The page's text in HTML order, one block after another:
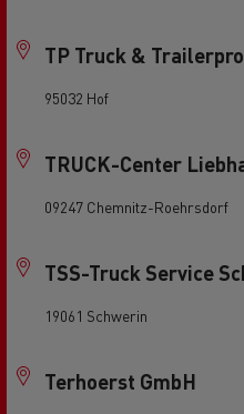
TP Truck &
95032 Hof
TRUCK-Center
09247 Chemnitz-Roehrsdorf
TSS-Truck Service
19061 Schwerin
Terhoerst GmbH